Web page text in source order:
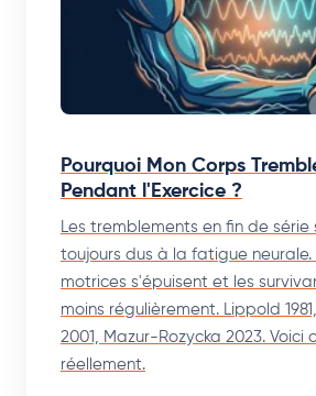
Pourquoi Mon Corps
Pendant l'Exercice ?
Les tremblements en fin de
toujours dus à la fatigue neurale.
motrices s'épuisent et les
moins régulièrement. Lippold
2001, Mazur-Rozycka 2023. Voici
réellement.